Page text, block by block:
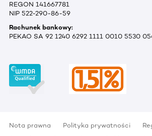
REGON 141667781
NIP 522-290-86-59
Rachunek bankowy:
PEKAO SA 92 1240 6292 1111 0010 5530
Nota prawna Polityka prywatności